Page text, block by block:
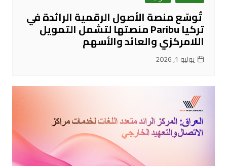
تُوسّع منصة الأصول الرقمية الرائدة في
تركيا Paribu منصتها لتشمل التمويل
اللامركزي والعائد والأسهم
يوليو 1, 2026